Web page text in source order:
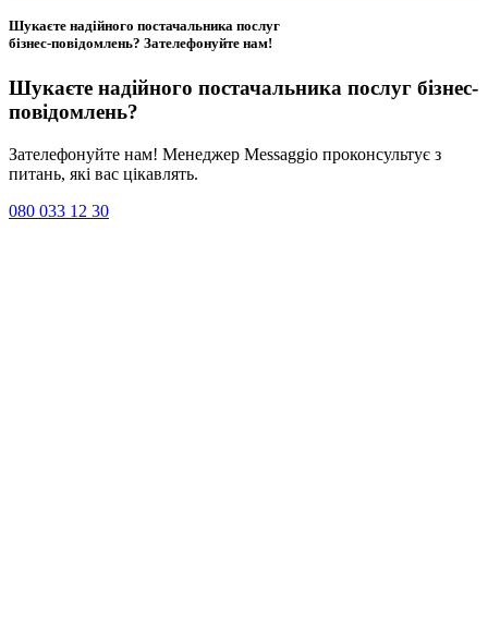
Шукаєте надійного постачальника послуг
бізнес-повідомлень? Зателефонуйте нам!
Шукаєте надійного постачальника послуг бізнес-
повідомлень?
Зателефонуйте нам! Менеджер Messaggio проконсультує з
питань, які вас цікавлять.
080 033 12 30